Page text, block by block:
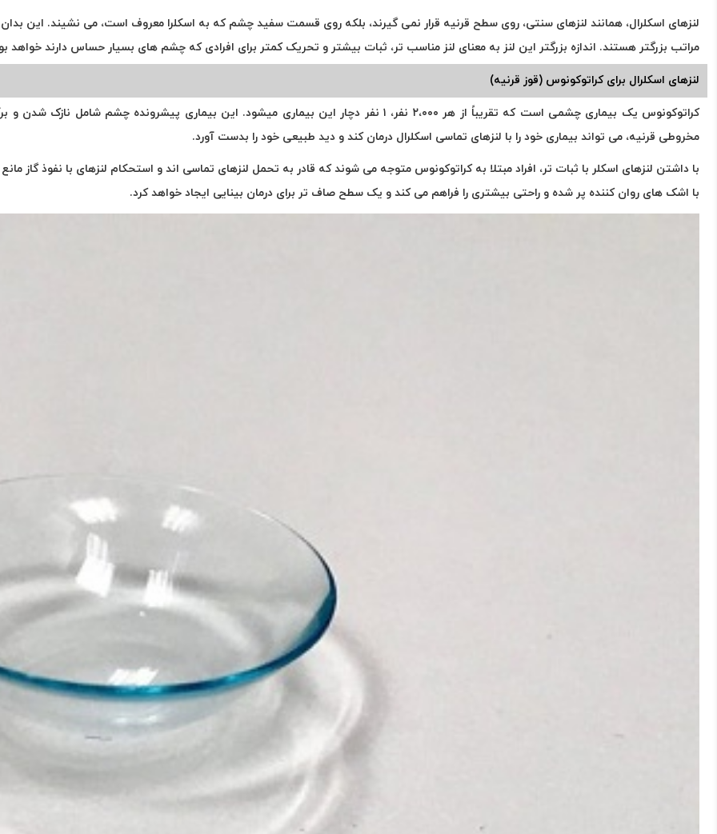
لنزهای اسكلرال، همانند ​لنزهای سنتی، روی سطح قرنیه قرار نمی گیرند، بلكه روی قسمت سفید چشم كه به اسكلرا معروف است، می نشیند. این
مراتب بزرگتر هستند. اندازه بزرگتر این لنز به معنای لنز مناسب تر، ثبات بیشتر و تحریک کمتر برای افرادی که چشم های بسیار حساس دارند خواهد
لنزهای اسکلرال برای کراتوکونوس (قوز قرنیه)
کراتوکونوس یک بیماری چشمی است که تقریباً از هر ۲،۰۰۰ نفر، ۱ نفر دچار این بیماری میشود. این بیماری
مخروطی قرنیه، می تواند بیماری خود را با لنزهای تماسی اسکلرال درمان کند و دید طبیعی خود را بدست آورد.
با داشتن لنزهای اسکلر با ثبات تر، افراد مبتلا به کراتوکونوس متوجه می شوند که قادر به تحمل لنزهای تماسی اند و استحکام لنزهای با نفوذ گاز
با اشک های روان کننده پر شده و راحتی بیشتری را فراهم می کند و یک سطح صاف تر برای درمان بینایی ایجاد خواهد کرد.